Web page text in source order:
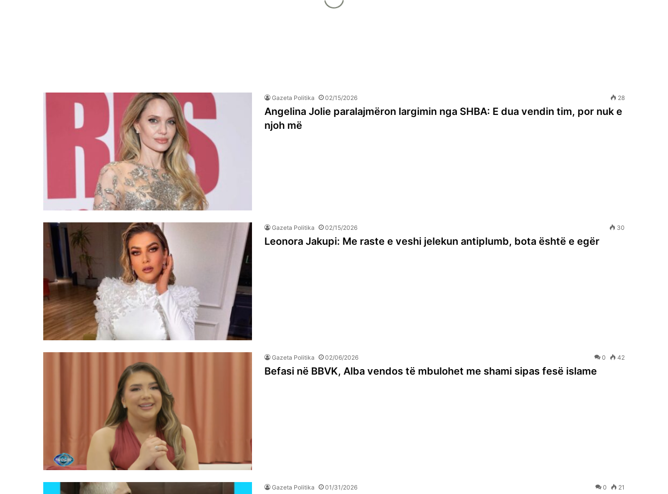
Gazeta Politika 02/15/2026 28
Angelina Jolie paralajmëron largimin nga SHBA: E dua vendin tim, por nuk e
njoh më
Gazeta Politika 02/15/2026 30
Leonora Jakupi: Me raste e veshi jelekun antiplumb, bota është e egër
Gazeta Politika 02/06/2026 0 42
Befasi në BBVK, Alba vendos të mbulohet me shami sipas fesë islame
Gazeta Politika 01/31/2026 0 21